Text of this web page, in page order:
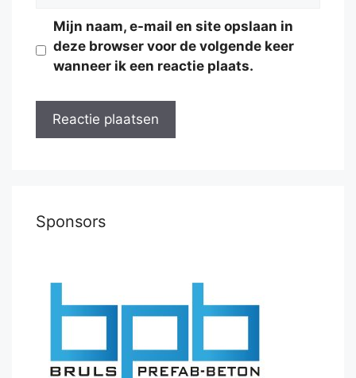
Mijn naam, e-mail en site opslaan in
deze browser voor de volgende keer
wanneer ik een reactie plaats.
Sponsors